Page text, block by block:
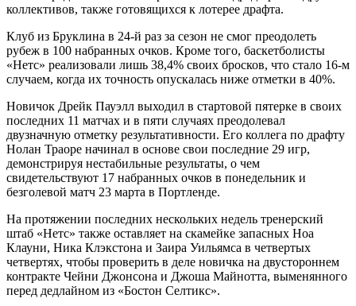
коллективов, также готовящихся к лотерее драфта.
Клуб из Бруклина в 24-й раз за сезон не смог преодолеть
рубеж в 100 набранных очков. Кроме того, баскетболисты
«Нетс» реализовали лишь 38,4% своих бросков, что стало 16-м
случаем, когда их точность опускалась ниже отметки в 40%.
Новичок Дрейк Пауэлл выходил в стартовой пятерке в своих
последних 11 матчах и в пяти случаях преодолевал
двузначную отметку результативности. Его коллега по драфту
Нолан Траоре начинал в основе свои последние 29 игр,
демонстрируя нестабильные результаты, о чем
свидетельствуют 17 набранных очков в понедельник и
безголевой матч 23 марта в Портленде.
На протяжении последних нескольких недель тренерский
штаб «Нетс» также оставляет на скамейке запасных Ноа
Клауни, Ника Клэкстона и Заира Уильямса в четвертых
четвертях, чтобы проверить в деле новичка на двустороннем
контракте Чейни Джонсона и Джоша Майнотта, выменянного
перед дедлайном из «Бостон Селтикс».